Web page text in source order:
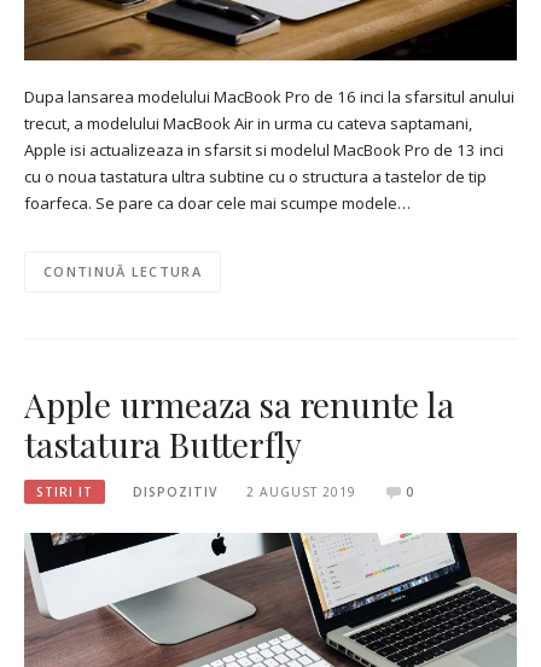
Dupa lansarea modelului MacBook Pro de 16 inci la sfarsitul anului
trecut, a modelului MacBook Air in urma cu cateva saptamani,
Apple isi actualizeaza in sfarsit si modelul MacBook Pro de 13 inci
cu o noua tastatura ultra subtine cu o structura a tastelor de tip
foarfeca. Se pare ca doar cele mai scumpe modele…
CONTINUĂ LECTURA
Apple urmeaza sa renunte la
tastatura Butterfly
STIRI IT DISPOZITIV 2 AUGUST 2019 0